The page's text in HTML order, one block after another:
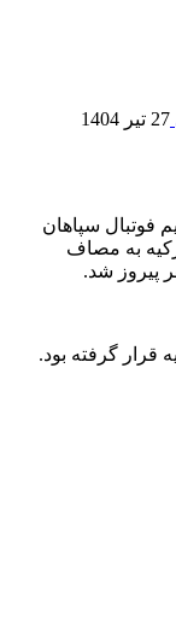
27 تیر 1404
فوتبال سپاهان
به مصاف
پیروز شد.
قرار گرفته بود.